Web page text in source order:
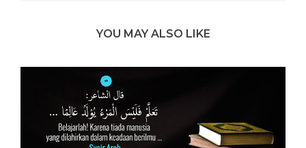
YOU MAY ALSO LIKE